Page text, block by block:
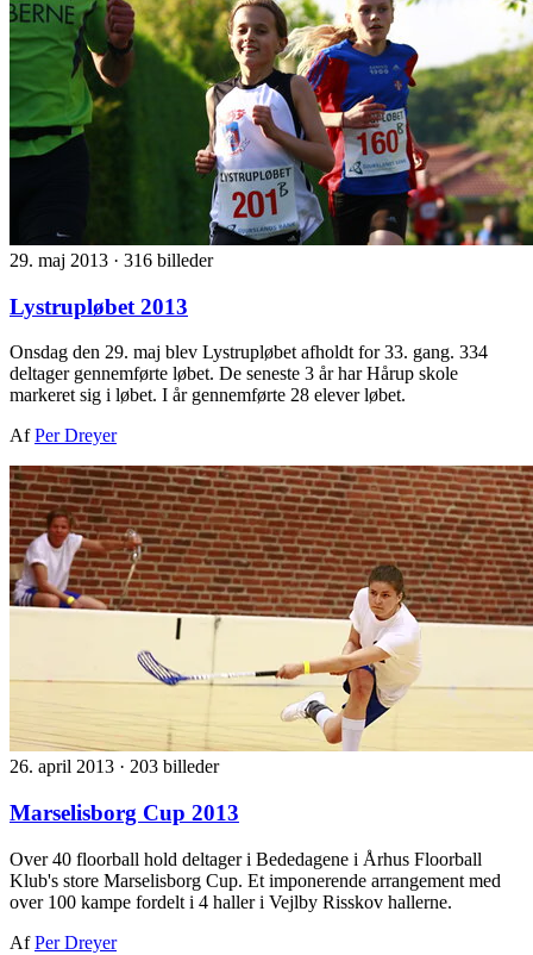
29. maj 2013 · 316 billeder
Lystrupløbet 2013
Onsdag den 29. maj blev Lystrupløbet afholdt for 33. gang. 334
deltager gennemførte løbet. De seneste 3 år har Hårup skole
markeret sig i løbet. I år gennemførte 28 elever løbet.
AfPer Dreyer
26. april 2013 · 203 billeder
Marselisborg Cup 2013
Over 40 floorball hold deltager i Bededagene i Århus Floorball
Klub's store Marselisborg Cup. Et imponerende arrangement med
over 100 kampe fordelt i 4 haller i Vejlby Risskov hallerne.
AfPer Dreyer